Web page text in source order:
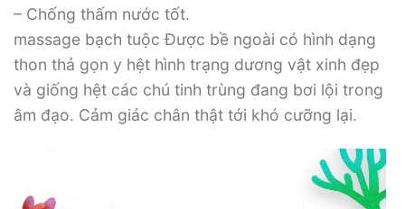
– Chống thấm nước tốt.
massage bạch tuộc Được bề ngoài có hình dạng
thon thả gọn y hệt hình trạng dương vật xinh đẹp
và giống hệt các chú tinh trùng đang bơi lội trong
âm đạo. Cảm giác chân thật tới khó cưỡng lại.